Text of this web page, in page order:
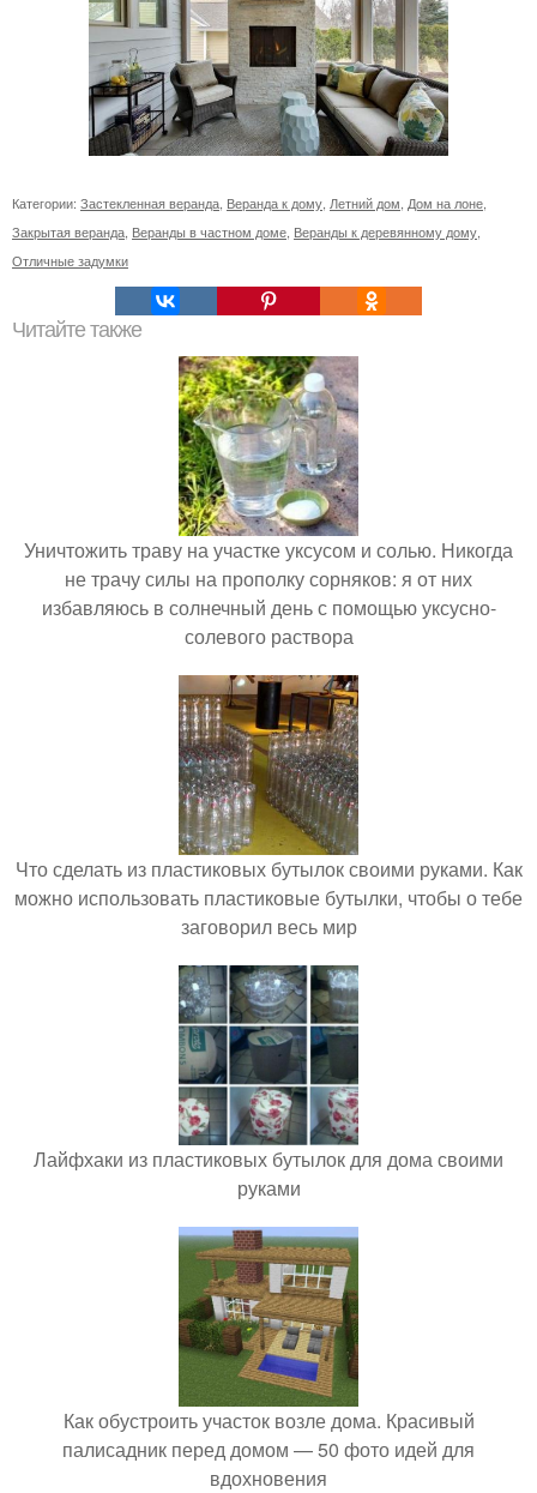
Категории: Застекленная веранда Веранда к дому Летний дом Дом на лоне
Закрытая веранда Веранды в частном доме Веранды к деревянному дому
Отличные задумки
Читайте также
Уничтожить траву на участке уксусом и солью. Никогда
не трачу силы на прополку сорняков: я от них
избавляюсь в солнечный день с помощью уксусно-
солевого раствора
Что сделать из пластиковых бутылок своими руками. Как
можно использовать пластиковые бутылки, чтобы о тебе
заговорил весь мир
Лайфхаки из пластиковых бутылок для дома своими
руками
Как обустроить участок возле дома. Красивый
палисадник перед домом — 50 фото идей для
вдохновения